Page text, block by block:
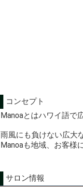
コンセプト
Manoaとはハワイ語で
雨風にも負けない広大
Manoaも地域、お客様
サロン情報